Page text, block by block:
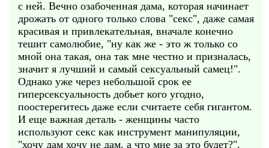
с ней. Вечно озабоченная дама, которая начинает
дрожать от одного только слова "секс", даже самая
красивая и привлекательная, вначале конечно
тешит самолюбие, "ну как же - это ж только со
мной она такая, она так мне честно и призналась,
значит я лучший и самый сексуальный самец!".
Однако уже через небольшой срок ее
гиперсексуальность добьет кого угодно,
поостерегитесь даже если считаете себя гигантом.
И еще важная деталь - женщины часто
используют секс как инструмент манипуляции,
"хочу дам хочу не дам. а что мне за это будет?".